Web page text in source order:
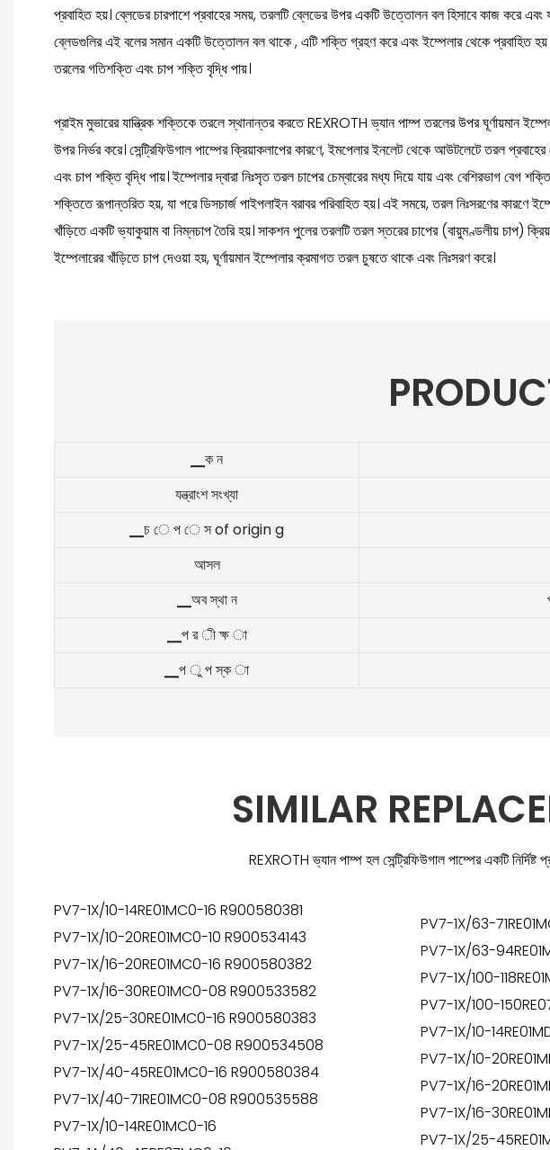
প্রবাহিত হয়। ব্লেডের চারপাশে প্রবাহের সময়, তরলটি ব্লেডের উপর একটি উত্তোলন বল হিসাবে কাজ করে
ব্লেডগুলির এই বলের সমান একটি উত্তোলন বল থাকে , এটি শক্তি গ্রহণ করে এবং ইম্পেলার থেকে প্রবাহিত
তরলের গতিশক্তি এবং চাপ শক্তি বৃদ্ধি পায়।
প্রাইম মুভারের যান্ত্রিক শক্তিকে তরলে স্থানান্তর করতে REXROTH ভ্যান পাম্প তরলের উপর ঘূর্ণায়মান
উপর নির্ভর করে। সেন্ট্রিফিউগাল পাম্পের ক্রিয়াকলাপের কারণে, ইমপেলার ইনলেট থেকে আউটলেটে তরল
এবং চাপ শক্তি বৃদ্ধি পায়। ইম্পেলার দ্বারা নিঃসৃত তরল চাপের চেম্বারের মধ্য দিয়ে যায় এবং বেশিরভাগ বেগ
শক্তিতে রূপান্তরিত হয়, যা পরে ডিসচার্জ পাইপলাইন বরাবর পরিবাহিত হয়। এই সময়ে, তরল নিঃসরণের কারণে
খাঁড়িতে একটি ভ্যাকুয়াম বা নিম্নচাপ তৈরি হয়। সাকশন পুলের তরলটি তরল স্তরের চাপের (বায়ুমণ্ডলীয় চাপ)
ইম্পেলারের খাঁড়িতে চাপ দেওয়া হয়, ঘূর্ণায়মান ইম্পেলার ক্রমাগত তরল চুষতে থাকে এবং নিঃসরণ করে।
▁ক ন
যন্ত্রাংশ সংখ্যা
▁চ ে প ে স of origin g
আসল
▁অব স্থা ন
▁প র ী ক্ষ া
▁প ু প স্ক া
SIMILAR
REXROTH ভ্যান পাম্প হল সেন্ট্রিফিউগাল পাম্পের একটি
PV7-1X/10-14RE01MC0-16 R900580381
PV7-1X/10-20RE01MC0-10 R900534143
PV7-1X/16-20RE01MC0-16 R900580382
PV7-1X/16-30RE01MC0-08 R900533582
PV7-1X/25-30RE01MC0-16 R900580383
PV7-1X/25-45RE01MC0-08 R900534508
PV7-1X/40-45RE01MC0-16 R900580384
PV7-1X/40-71RE01MC0-08 R900535588
PV7-1X/10-14RE01MC0-16
PV7-1X/63-
PV7-1X/63-
PV7-1X/100-
PV7-1X/100-
PV7-1X/10-
PV7-1X/10-
PV7-1X/16-
PV7-1X/16-
PV7-1X/25-